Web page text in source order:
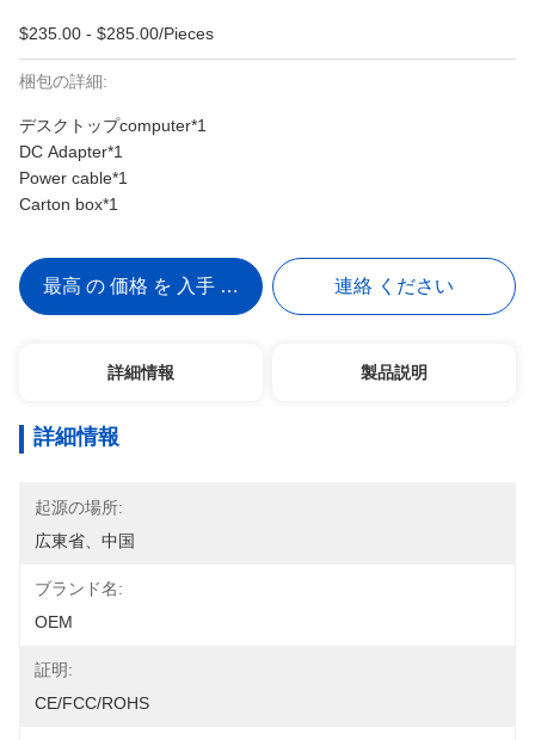
$235.00 - $285.00/Pieces
梱包の詳細:
デスクトップcomputer*1
DC Adapter*1
Power cable*1
Carton box*1
最高 の 価格 を 入手 する 連絡 ください
詳細情報 製品説明
詳細情報
起源の場所:
広東省、中国
ブランド名:
OEM
証明:
CE/FCC/ROHS